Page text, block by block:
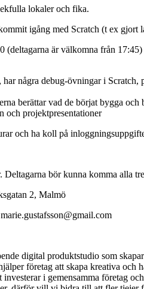
lokaler och fika.
igång med Scratch (t ex gjort
(deltagarna är välkomna från 17:45)
några debug-övningar i Scratch,
berättar vad de börjat bygga och
och projektpresentationer
och ha koll på
Deltagarna bör kunna komma alla
2, Malmö
digital produktstudio som
företag att skapa kreativa och
i gemensamma företag